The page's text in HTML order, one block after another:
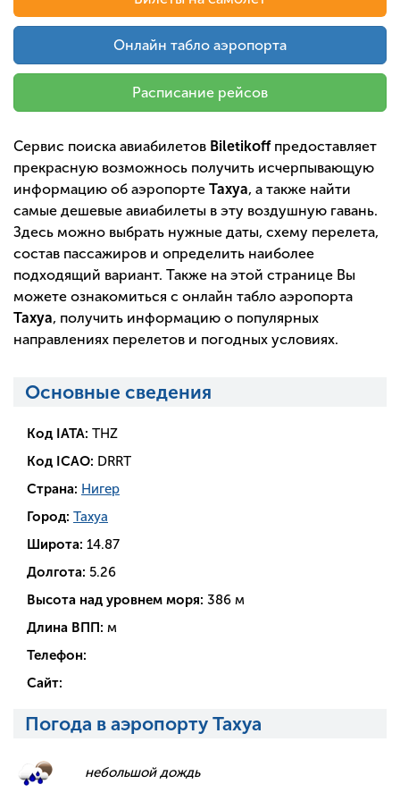
Онлайн табло аэропорта
Расписание рейсов
Сервис поиска авиабилетов Biletikoffпредоставляет
прекрасную возможнось получить исчерпывающую
информацию об аэропорте Тахуа, а также найти
самые дешевые авиабилеты в эту воздушную гавань.
Здесь можно выбрать нужные даты, схему перелета,
состав пассажиров и определить наиболее
подходящий вариант. Также на этой странице Вы
можете ознакомиться с онлайн табло аэропорта
Тахуа, получить информацию о популярных
направлениях перелетов и погодных условиях.
Основные сведения
Код IATA: THZ
Код ICAO: DRRT
Страна: Нигер
Город: Тахуа
Широта: 14.87
Долгота: 5.26
Высота над уровнем моря: 386 м
Длина ВПП: м
Телефон:
Сайт:
Погода в аэропорту Тахуа
небольшой дождь